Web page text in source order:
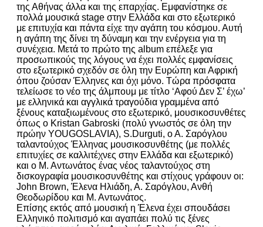
της Αθήνας άλλα και της επαρχίας. Εμφανίστηκε σε
πολλά μουσικά stage στην Ελλάδα και στο εξωτερικό
με επιτυχία και πάντα είχε την αγάπη του κόσμου. Αυτή
η αγάπη της δίνει τη δύναμη και την ενέργεια για τη
συνέχεια. Μετά το πρώτο της album επέλεξε για
προσωπικούς της λόγους να έχει πολλές εμφανίσεις
στο εξωτερικό σχεδόν σε όλη την Ευρώπη και Αφρική
όπου ζούσαν Έλληνες και όχι μόνο. Τώρα πρόσφατα
τελείωσε το νέο της άλμπουμ με τίτλο ‘Αφού Δεν Σ’ έχω’
με ελληνικά και αγγλικά τραγούδια γραμμένα από
ξένους καταξιωμένους στο εξωτερικό, μουσικοσυνθέτες
όπως ο Kristan Gabroski (πολύ γνωστός σε όλη την
πρώην YOUGOSLAVIA), S.Durguti, ο Α. Σαρόγλου
ταλαντούχος Έλληνας μουσικοσυνθέτης (με πολλές
επιτυχίες σε καλλιτέχνες στην Ελλάδα και εξωτερικό)
και ο Μ. Αντωνάτος ένας νέος ταλαντούχος στη
δισκογραφία μουσικοσυνθέτης και στίχους γράφουν οι:
John Brown, Έλενα Ηλιάδη, Α. Σαρόγλου, Ανθή
Θεοδωρίδου και Μ. Αντωνάτος.
Επίσης εκτός από μουσική η Έλενα έχει σπουδάσει
Ελληνικό πολιτισμό και αγαπάει πολύ τις ξένες